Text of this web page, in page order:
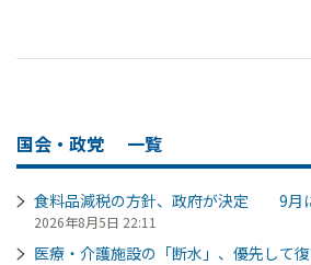
国会・政党 一覧
食料品減税の方針、政府が決定 9月
2026年8月5日 22:11
医療・介護施設の「断水」、優先し